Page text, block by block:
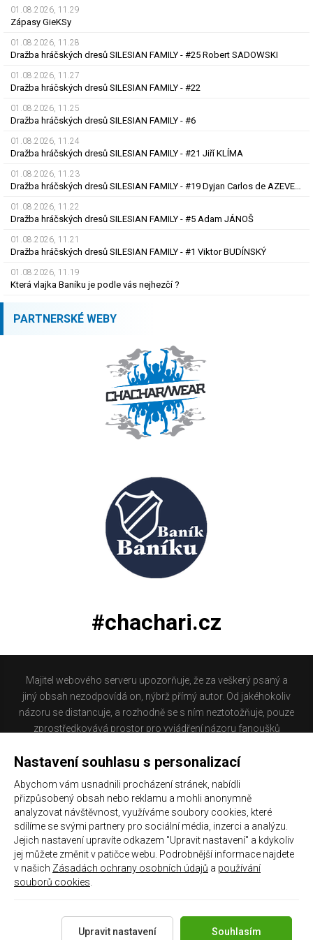
01.08.2026, 11.29
Zápasy GieKSy
01.08.2026, 11.28
Dražba hráčských dresů SILESIAN FAMILY - #25 Robert SADOWSKI
01.08.2026, 11.27
Dražba hráčských dresů SILESIAN FAMILY - #22
01.08.2026, 11.25
Dražba hráčských dresů SILESIAN FAMILY - #6
01.08.2026, 11.24
Dražba hráčských dresů SILESIAN FAMILY - #21 Jiří KLÍMA
01.08.2026, 11.23
Dražba hráčských dresů SILESIAN FAMILY - #19 Dyjan Carlos de AZEVEDO
01.08.2026, 11.22
Dražba hráčských dresů SILESIAN FAMILY - #5 Adam JÁNOŠ
01.08.2026, 11.21
Dražba hráčských dresů SILESIAN FAMILY - #1 Viktor BUDÍNSKÝ
01.08.2026, 11.19
Která vlajka Baníku je podle vás nejhezčí ?
PARTNERSKÉ WEBY
#chachari.cz
Majitel webového serveru upozorňuje, že za veškerý psaný a
jiný obsah nezodpovídá on, nýbrž přímý autor. Od jakéhokoliv
názoru se distancuje, a rozhodně se s ním neztotožňuje, pouze
zprostředkovává prostor pro vyjádření názoru fanoušků
nacházíte obsahuje materiál, který někteří lidé mohou
nejsou dle právní úpravy zákona č. 480/2004 Sb., o některých
službách informační společnosti a o změně některých zákonů
(zákon o některých službách informační společnosti) a
zejména §6 citovaného zákona, odpovědni za příspěvky
návštěvníků těchto stránek.
Galerie|Historie
Copyright 2021 ©Chachaři.czVšechna práva vyhrazena.
Nastavení souhlasu s personalizací
Abychom vám usnadnili procházení stránek, nabídli
přizpůsobený obsah nebo reklamu a mohli anonymně
analyzovat návštěvnost, využíváme soubory cookies, které
sdílíme se svými partnery pro sociální média, inzerci a analýzu.
Jejich nastavení upravíte odkazem "Upravit nastavení" a kdykoliv
jej můžete změnit v patičce webu. Podrobnější informace najdete
v našich Zásadách ochrany osobních údajů a používání
souborů cookies
Souhlasím
Upravit nastavení